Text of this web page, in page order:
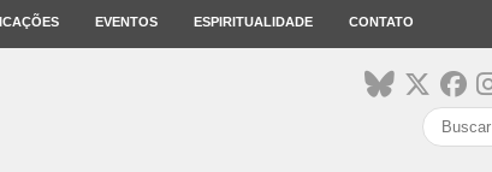
EVENTOS ESPIRITUALIDADE CONTATO